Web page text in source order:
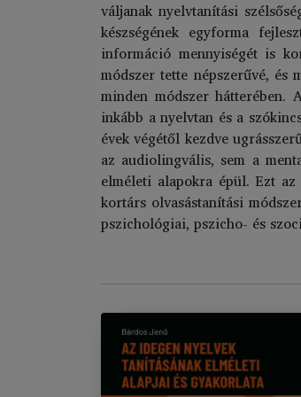
váljanak nyelvtanítási
készségének egyforma
információ mennyiségét is
módszer tette népszerűvé, és
minden módszer hátterében.
inkább a nyelvtan és a
évek végétől kezdve
az audiolingvális, sem a
elméleti alapokra épül. Ezt
kortárs olvasástanítási
pszichológiai, pszicho- és